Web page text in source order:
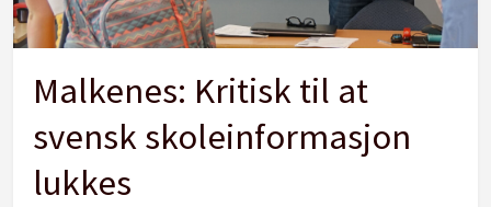
Malkenes: Kritisk til at
svensk skoleinformasjon
lukkes